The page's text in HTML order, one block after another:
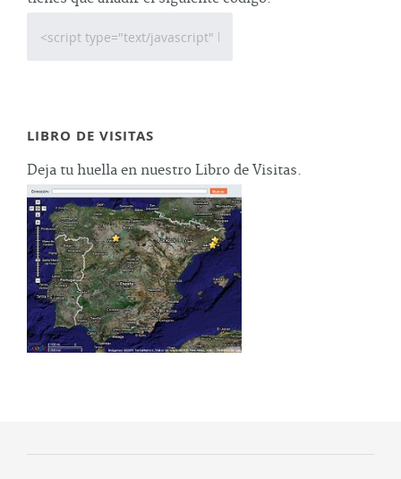
LIBRO DE VISITAS
Deja tu huella en nuestro Libro de Visitas.